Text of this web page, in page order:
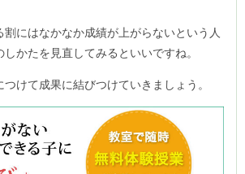
割にはなかなか成績が上がらないという人
かたを見直してみるといいですね。
けて成果に結びつけていきましょう。